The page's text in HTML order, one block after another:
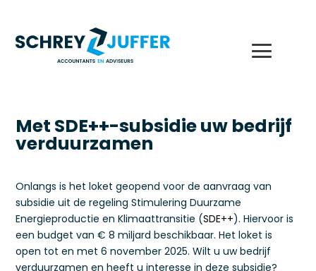
Met SDE++-subsidie uw bedrijf
verduurzamen
Onlangs is het loket geopend voor de aanvraag van
subsidie uit de regeling Stimulering Duurzame
Energieproductie en Klimaattransitie (SDE++). Hiervoor is
een budget van € 8 miljard beschikbaar. Het loket is
open tot en met 6 november 2025. Wilt u uw bedrijf
verduurzamen en heeft u interesse in deze subsidie?